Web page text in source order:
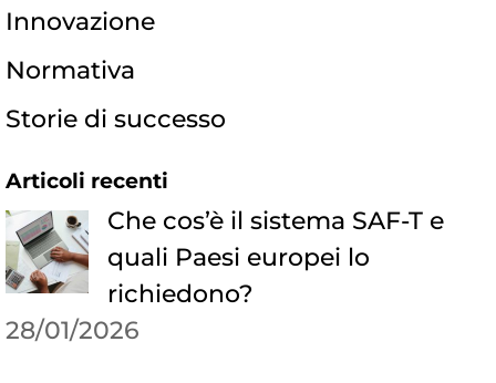
Innovazione
Normativa
Storie di successo
Articoli recenti
Che cos’è il sistema SAF-T e
quali Paesi europei lo
richiedono?
28/01/2026